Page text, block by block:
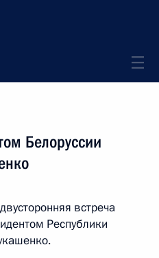
Белоруссии
встреча
Республики